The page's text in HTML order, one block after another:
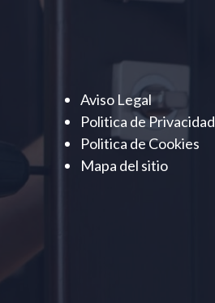
Aviso Legal
Politica de Privacidad
Politica de Cookies
Mapa del sitio